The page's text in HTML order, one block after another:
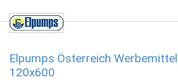
Elpumps Österreich
120x600